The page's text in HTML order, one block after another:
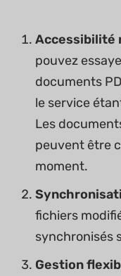
Accessibilité
pouvez
documents
le service
Les
peuvent être
moment.
fichiers
synchronisés
Gestion